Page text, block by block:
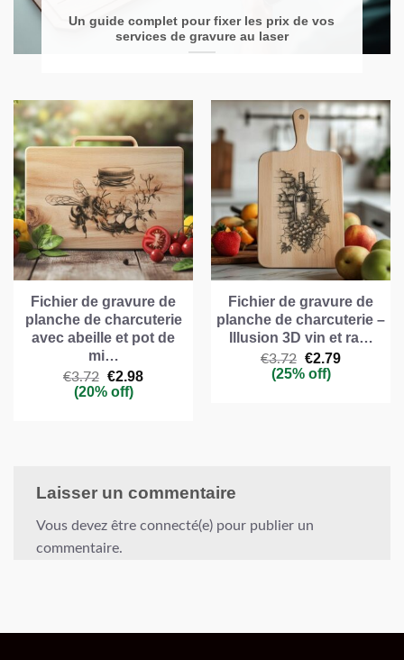
Un guide complet pour fixer les prix de vos
services de gravure au laser
Fichier de gravure de
planche de charcuterie
avec abeille et pot de
mi…
€3.72 Le
prix
€2.98Le
(20% off)
Fichier de gravure de
planche de charcuterie –
Illusion 3D vin et ra…
€3.72 Le
prix
€2.79Le
(25% off)
Laisser un commentaire
Vous devez être connecté(e) pour publier un
commentaire.